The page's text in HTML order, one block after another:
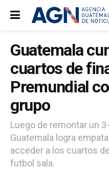
Guatemala
cuartos de
Premundial
grupo
Luego de remontar un
Guatemala logra
acceder a los cuartos
futbol sala.